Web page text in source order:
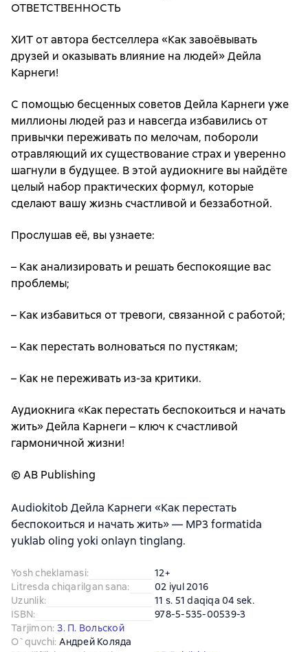
ОТВЕТСТВЕННОСТЬ
ХИТ от автора бестселлера «Как завоёвывать
друзей и оказывать влияние на людей» Дейла
Карнеги!
С помощью бесценных советов Дейла Карнеги уже
миллионы людей раз и навсегда избавились от
привычки переживать по мелочам, побороли
отравляющий их существование страх и уверенно
шагнули в будущее. В этой аудиокниге вы найдёте
целый набор практических формул, которые
сделают вашу жизнь счастливой и беззаботной.
Прослушав её, вы узнаете:
– Как анализировать и решать беспокоящие вас
проблемы;
– Как избавиться от тревоги, связанной с работой;
– Как перестать волноваться по пустякам;
– Как не переживать из-за критики.
Аудиокнига «Как перестать беспокоиться и начать
жить» Дейла Карнеги – ключ к счастливой
гармоничной жизни!
© AB Publishing
Audiokitob Дейла Карнеги «Как перестать
беспокоиться и начать жить» — MP3 formatida
yuklab oling yoki onlayn tinglang.
Yosh cheklamasi:
12+
Litresda chiqarilgan sana:
02 iyul 2016
Uzunlik:
11 s. 51 daqiqa 04 sek.
ISBN:
978-5-535-00539-3
Tarjimon: З. П. Вольской
O`quvchi: Андрей Коляда